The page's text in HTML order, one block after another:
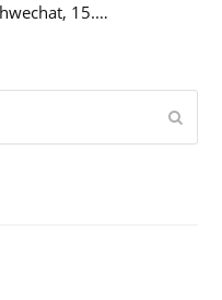
15.…